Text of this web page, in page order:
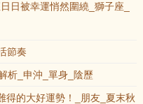
日被幸運悄然圍繞_獅子座_
節奏
析_申沖_單身_陰歷
得的大好運勢！_朋友_夏末秋